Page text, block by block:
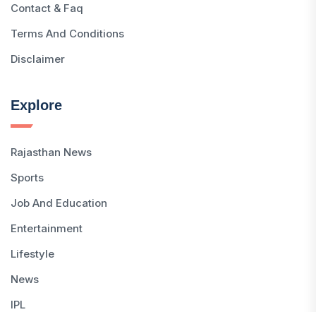
Contact & Faq
Terms And Conditions
Disclaimer
Explore
Rajasthan News
Sports
Job And Education
Entertainment
Lifestyle
News
IPL